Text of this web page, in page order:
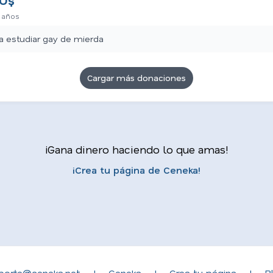
estudiar gay de mierda
Cargar más donaciones
¡Gana dinero haciendo lo que amas!
¡Crea tu página de Ceneka!